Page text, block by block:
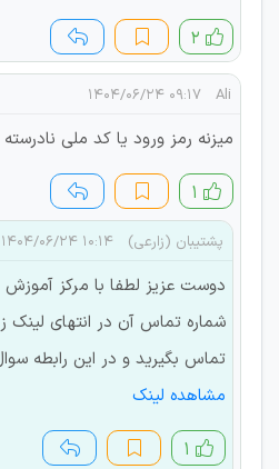
۲
Ali ۰۹:۱۷ ۱۴۰۴/۰۶/۲۴
میزنه رمز ورود یا کد ملی نادرسته
۱
پشتیبان (زارعی) ۱۰:۱۴ ۱۴۰۴/۰۶/۲۴
دوست عزیز لطفا با مرکز
شماره تماس آن در انتهای
تماس بگیرید و در این رابطه
مشاهده لینک
۱